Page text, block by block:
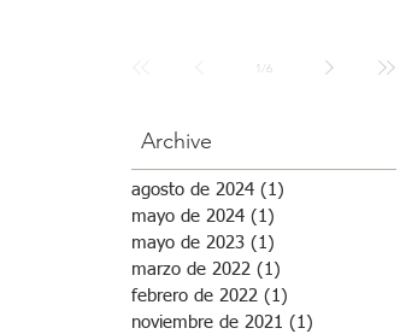
1/6
Archive
agosto de 2024 (1)
mayo de 2024 (1)
mayo de 2023 (1)
marzo de 2022 (1)
febrero de 2022 (1)
noviembre de 2021 (1)